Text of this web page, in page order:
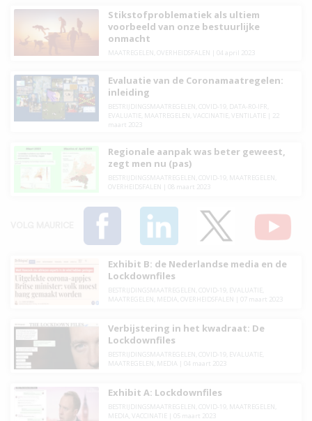
Stikstofproblematiek als ultiem
voorbeeld van onze bestuurlijke
onmacht
MAATREGELEN OVERHEIDSFALEN 04 april 2023
Evaluatie van de Coronamaatregelen:
inleiding
BESTRIJDINGSMAATREGELEN COVID-19, DATA-R0-IFR
EVALUATIE
MAATREGELEN VACCINATIE VENTILATIE
maart 2023
Regionale aanpak was beter geweest,
zegt men nu (pas)
BESTRIJDINGSMAATREGELEN COVID-19, MAATREGELEN
OVERHEIDSFALEN
08 maart 2023
Exhibit B: de Nederlandse media en de
Lockdownfiles
BESTRIJDINGSMAATREGELEN COVID-19, EVALUATIE
MAATREGELEN MEDIA OVERHEIDSFALEN 07 maart 2023
Verbijstering in het kwadraat: De
Lockdownfiles
BESTRIJDINGSMAATREGELEN COVID-19, EVALUATIE
MAATREGELEN MEDIA 04 maart 2023
Exhibit A: Lockdownfiles
BESTRIJDINGSMAATREGELEN COVID-19, MAATREGELEN
MEDIA
VACCINATIE 05 maart 2023